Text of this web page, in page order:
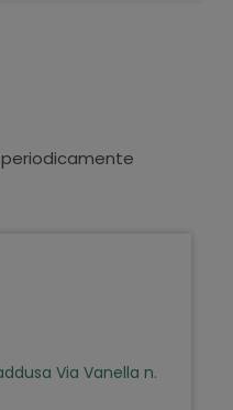
Via Vanella n.